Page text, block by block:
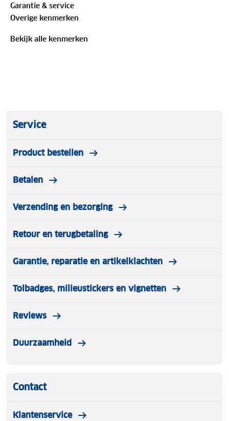
Verleng de levensduur van je schoenen met goed
onderhoud. Zijn je schoenen aan vervanging toe?
Lever ze in bij onze winkels.
Garantie & service
Overige kenmerken
Bekijk alle kenmerken
Service
Product bestellen
Betalen
Verzending en bezorging
Retour en terugbetaling
Garantie, reparatie en artikelklachten
Tolbadges, milieustickers en vignetten
Reviews
Duurzaamheid
Contact
Klantenservice